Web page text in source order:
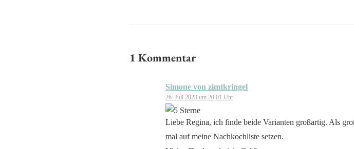
1 Kommentar
Simone von zimtkringel
26. Juli 2023 um 20:01 Uhr
Liebe Regina, ich finde beide Varianten großartig. Als
mal auf meine Nachkochliste setzen.